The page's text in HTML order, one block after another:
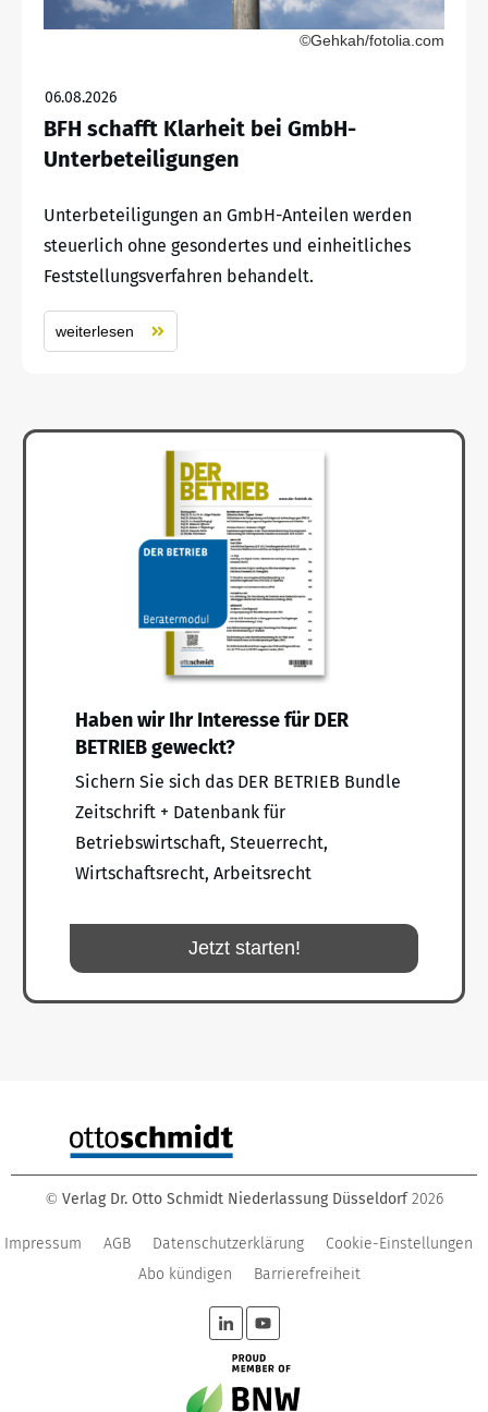
©Gehkah/fotolia.com
06.08.2026
BFH schafft Klarheit bei GmbH-
Unterbeteiligungen
Unterbeteiligungen an GmbH-Anteilen werden
steuerlich ohne gesondertes und einheitliches
Feststellungsverfahren behandelt.
weiterlesen
Haben wir Ihr Interesse für DER
BETRIEB geweckt?
Sichern Sie sich das DER BETRIEB Bundle
Zeitschrift + Datenbank für
Betriebswirtschaft, Steuerrecht,
Wirtschaftsrecht, Arbeitsrecht
Jetzt starten!
© Verlag Dr. Otto Schmidt Niederlassung Düsseldorf 2026
Impressum AGB Datenschutzerklärung
Cookie-Einstellungen
Abo kündigen
Barrierefreiheit